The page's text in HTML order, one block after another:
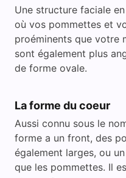
Une structure faciale
où vos pommettes et
proéminents que votre
sont également plus
de forme ovale.
La forme du coeur
Aussi connu sous le
forme a un front, des
également larges, ou
que les pommettes. Il